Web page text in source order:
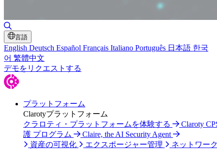
言語
English Deutsch Español Français Italiano Português 日本語 한국
어 繁體中文
デモをリクエストする
プラットフォーム
Clarotyプラットフォーム
クラロティ・プラットフォームを体験する
Claroty
護 プログラム
Claire, the AI Security Agent
資産の可視化
エクスポージャー管理
ネットワー